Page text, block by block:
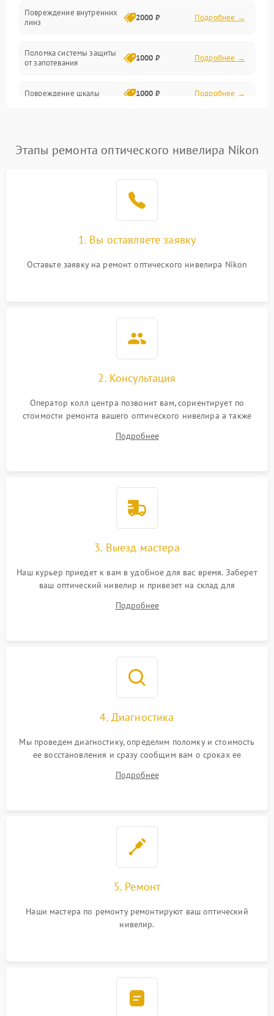
Повреждение внутренних
линз
2000 ₽ Подробнее →
Поломка системы защиты
от запотевания
1000 ₽ Подробнее →
Повреждение шкалы 1000 ₽ Подробнее →
Запотевание линз 3000 ₽ Подробнее →
Искажение изображения 2000 ₽
Этапы ремонта оптического нивелира Nikon
1. Вы оставляете заявку
Оставьте заявку на ремонт оптического нивелира Nikon
2. Консультация
Оператор колл центра позвонит вам, сориентирует по
стоимости ремонта вашего оптического нивелира а также
Подробнее
3. Выезд мастера
Наш курьер приедет к вам в удобное для вас время. Заберет
ваш оптический нивелир и привезет на склад для
Подробнее
4. Диагностика
Мы проведем диагностику, определим поломку и стоимость
ее восстановления и сразу сообщим вам о сроках ее
Подробнее
5. Ремонт
Наши мастера по ремонту ремонтируют ваш оптический
нивелир.